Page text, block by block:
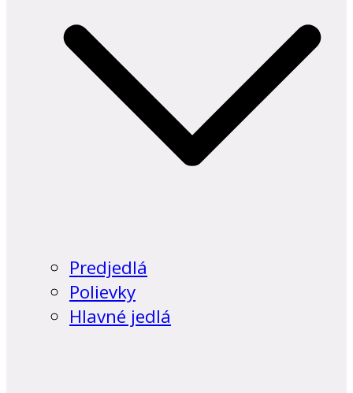
Predjedlá
Polievky
Hlavné jedlá